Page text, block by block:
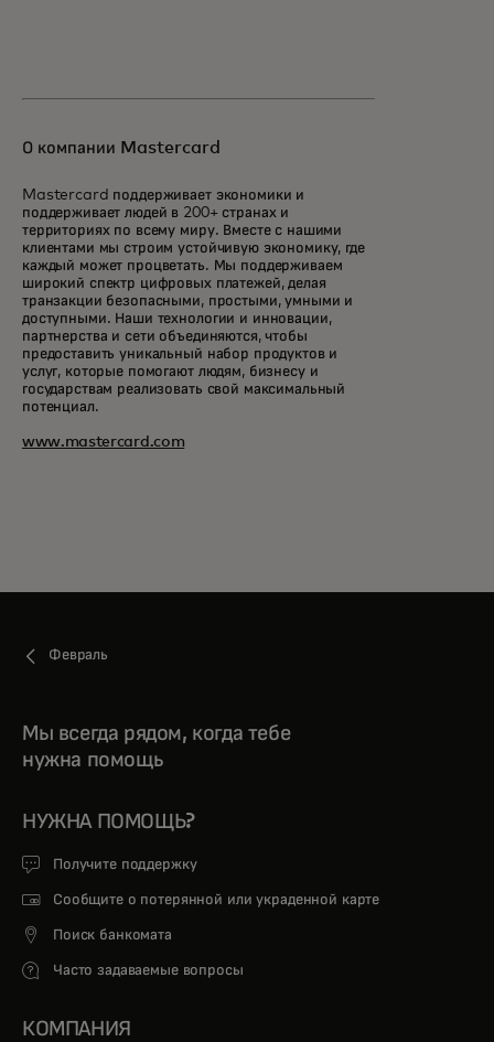
О компании Mastercard
Mastercard поддерживает экономики и
поддерживает людей в 200+ странах и
территориях по всему миру. Вместе с нашими
клиентами мы строим устойчивую экономику, где
каждый может процветать. Мы поддерживаем
широкий спектр цифровых платежей, делая
транзакции безопасными, простыми, умными и
доступными. Наши технологии и инновации,
партнерства и сети объединяются, чтобы
предоставить уникальный набор продуктов и
услуг, которые помогают людям, бизнесу и
государствам реализовать свой максимальный
потенциал.
www.mastercard.com
Февраль
Мы всегда рядом, когда тебе
нужна помощь
НУЖНА ПОМОЩЬ?
Получите поддержку
Сообщите о потерянной или украденной карте
Поиск банкомата
Часто задаваемые вопросы
КОМПАНИЯ